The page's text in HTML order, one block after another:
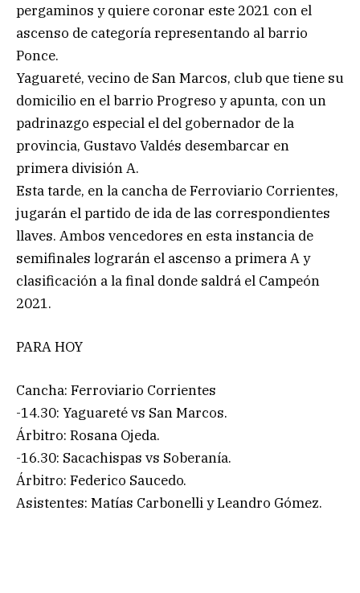
pergaminos y quiere coronar este 2021 con el
ascenso de categoría representando al barrio
Ponce.
Yaguareté, vecino de San Marcos, club que tiene su
domicilio en el barrio Progreso y apunta, con un
padrinazgo especial el del gobernador de la
provincia, Gustavo Valdés desembarcar en
primera división A.
Esta tarde, en la cancha de Ferroviario Corrientes,
jugarán el partido de ida de las correspondientes
llaves. Ambos vencedores en esta instancia de
semifinales lograrán el ascenso a primera A y
clasificación a la final donde saldrá el Campeón
2021.
PARA HOY
Cancha: Ferroviario Corrientes
-14.30: Yaguareté vs San Marcos.
Árbitro: Rosana Ojeda.
-16.30: Sacachispas vs Soberanía.
Árbitro: Federico Saucedo.
Asistentes: Matías Carbonelli y Leandro Gómez.